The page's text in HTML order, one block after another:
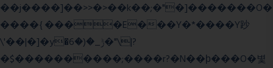
��j����]��>>�>��k��;�"�]�������O�
����{ ����E���Y�*����Y䟞
\'��|�]�y�ݱ_�(�6�"\|?
�$����������;����r?�N��ϸ���O�볓